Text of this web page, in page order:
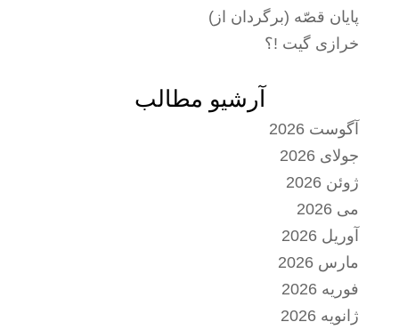
پایان قصّه (برگردان از)
خرازی گیت !؟
آرشیو مطالب
آگوست 2026
جولای 2026
ژوئن 2026
می 2026
آوریل 2026
مارس 2026
فوریه 2026
ژانویه 2026